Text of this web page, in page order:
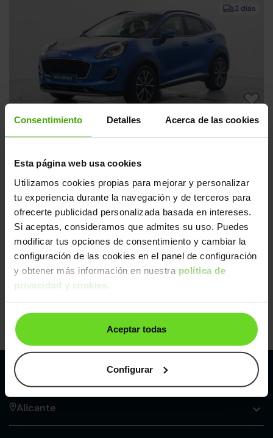
Consentimiento Detalles Acerca de las cookies
Esta página web usa cookies
Utilizamos cookies propias para mejorar y personalizar
tu experiencia durante la navegación y de terceros para
ofrecerte publicidad personalizada basada en intereses.
Si aceptas, consideramos que admites su uso. Puedes
modificar tus opciones de consentimiento y cambiar la
configuración de las cookies en el panel de configuración
y obtener más información en nuestra política de
privacidad y cookies
Aceptar todas
Configurar
2 días
2022 | 108.669km | 125CV | Manual
Si no encuentras el coche que quieres, ¡te
lo buscamos!
Nuestros puntos de venta Clicars:
Alicante